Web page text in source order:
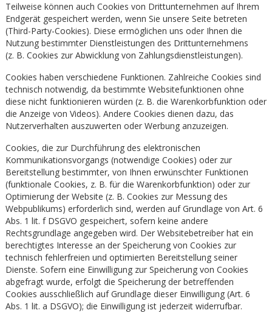
Teilweise können auch Cookies von Drittunternehmen auf Ihrem
Endgerät gespeichert werden, wenn Sie unsere Seite betreten
(Third-Party-Cookies). Diese ermöglichen uns oder Ihnen die
Nutzung bestimmter Dienstleistungen des Drittunternehmens
(z. B. Cookies zur Abwicklung von Zahlungsdienstleistungen).
Cookies haben verschiedene Funktionen. Zahlreiche Cookies sind
technisch notwendig, da bestimmte Websitefunktionen ohne
diese nicht funktionieren würden (z. B. die Warenkorbfunktion oder
die Anzeige von Videos). Andere Cookies dienen dazu, das
Nutzerverhalten auszuwerten oder Werbung anzuzeigen.
Cookies, die zur Durchführung des elektronischen
Kommunikationsvorgangs (notwendige Cookies) oder zur
Bereitstellung bestimmter, von Ihnen erwünschter Funktionen
(funktionale Cookies, z. B. für die Warenkorbfunktion) oder zur
Optimierung der Website (z. B. Cookies zur Messung des
Webpublikums) erforderlich sind, werden auf Grundlage von Art. 6
Abs. 1 lit. f DSGVO gespeichert, sofern keine andere
Rechtsgrundlage angegeben wird. Der Websitebetreiber hat ein
berechtigtes Interesse an der Speicherung von Cookies zur
technisch fehlerfreien und optimierten Bereitstellung seiner
Dienste. Sofern eine Einwilligung zur Speicherung von Cookies
abgefragt wurde, erfolgt die Speicherung der betreffenden
Cookies ausschließlich auf Grundlage dieser Einwilligung (Art. 6
Abs. 1 lit. a DSGVO); die Einwilligung ist jederzeit widerrufbar.